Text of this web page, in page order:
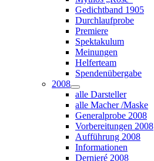
Gedichtband 1905
Durchlaufprobe
Premiere
Spektakulum
Meinungen
Helferteam
Spendenübergabe
2008
alle Darsteller
alle Macher /Maske
Generalprobe 2008
Vorbereitungen 2008
Aufführung 2008
Informationen
Dernieré 2008